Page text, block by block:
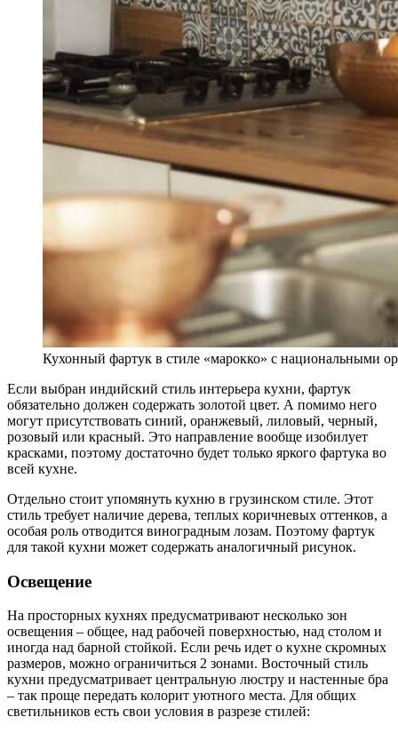
Кухонный фартук в стиле «марокко» с национальными
Если выбран индийский стиль интерьера кухни, фартук
обязательно должен содержать золотой цвет. А помимо него
могут присутствовать синий, оранжевый, лиловый, черный,
розовый или красный. Это направление вообще изобилует
красками, поэтому достаточно будет только яркого фартука во
всей кухне.
Отдельно стоит упомянуть кухню в грузинском стиле. Этот
стиль требует наличие дерева, теплых коричневых оттенков, а
особая роль отводится виноградным лозам. Поэтому фартук
для такой кухни может содержать аналогичный рисунок.
Освещение
На просторных кухнях предусматривают несколько зон
освещения – общее, над рабочей поверхностью, над столом и
иногда над барной стойкой. Если речь идет о кухне скромных
размеров, можно ограничиться 2 зонами. Восточный стиль
кухни предусматривает центральную люстру и настенные бра
– так проще передать колорит уютного места. Для общих
светильников есть свои условия в разрезе стилей: